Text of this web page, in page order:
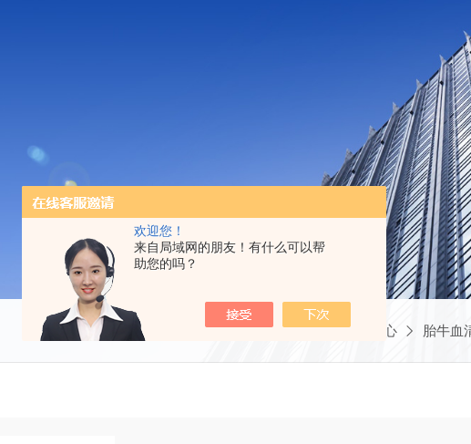
欢迎您！
来自局域网的朋友！有什么可以帮
助您的吗？
当前位置：首页 产品中心 胎牛血